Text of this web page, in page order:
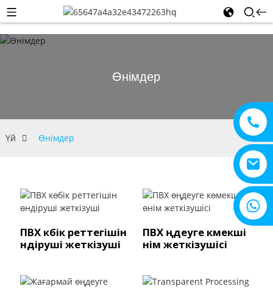
+8615805330828
Өнімдер
Үй Өнімдер
ПВХ көбік реттегішін
өндіруші жеткізуші
ПВХ өңдеуге көмекші
өнім жеткізушісі